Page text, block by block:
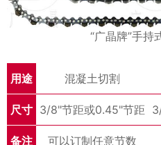
“广晶牌”手持
用途
尺寸
备注
混凝土切割
3/8"节距或0.45"节距
可以订制任意节数